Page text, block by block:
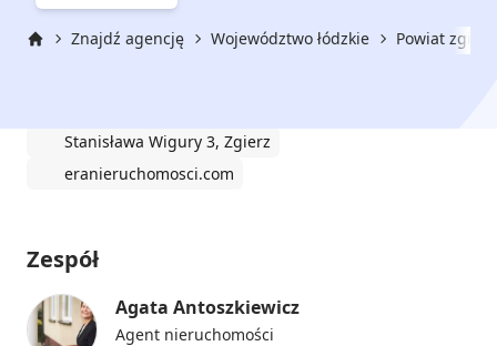
Znajdź agencję Województwo łódzkie Powiat
Stanisława Wigury 3, Zgierz
eranieruchomosci.com
Zespół
Agata Antoszkiewicz
Agent nieruchomości